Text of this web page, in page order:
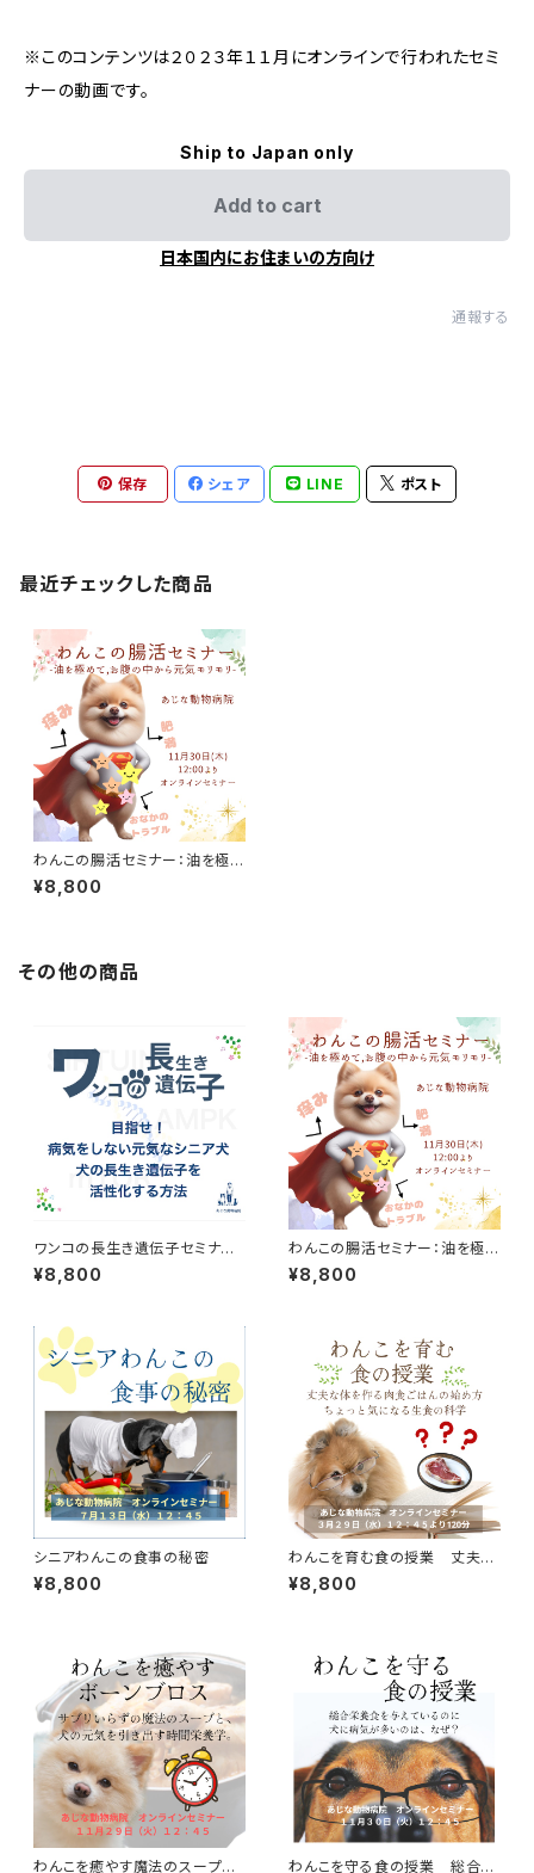
※このコンテンツは２０２３年１１月にオンラインで行われたセミ
ナーの動画です。
Ship to Japan only
Add to cart
日本国内にお住まいの方向け
通報する
保存 シェア LINE ポスト
最近チェックした商品
わんこの腸活セミナー：油を極め
て、おなかの中から元気モリモリ
¥8,800
その他の商品
ワンコの長生き遺伝子セミナ
ー 目指せ！病気をしない元気
なシニア犬
¥8,800
わんこの腸活セミナー：油を極め
て、おなかの中から元気モリモリ
¥8,800
シニアわんこの食事の秘密
¥8,800
わんこを育む食の授業 丈夫な
体を作る肉食ごはんの始め方
ちょっと気になる生食の科学
¥8,800
わんこを癒やす魔法のスープ わんこを守る食の授業 総合栄